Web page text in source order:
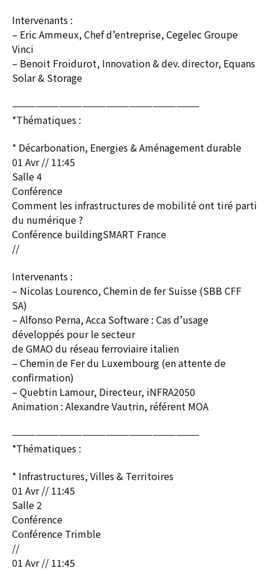
Intervenants :
– Eric Ammeux, Chef d’entreprise, Cegelec Groupe
Vinci
– Benoit Froidurot, Innovation & dev. director, Equans
Solar & Storage
————————————————————————
*Thématiques :
* Décarbonation, Energies & Aménagement durable
01 Avr // 11:45
Salle 4
Conférence
Comment les infrastructures de mobilité ont tiré parti
du numérique ?
Conférence buildingSMART France
//
Intervenants :
– Nicolas Lourenco, Chemin de fer Suisse (SBB CFF
SA)
– Alfonso Perna, Acca Software : Cas d’usage
développés pour le secteur
de GMAO du réseau ferroviaire italien
– Chemin de Fer du Luxembourg (en attente de
confirmation)
– Quebtin Lamour, Directeur, iNFRA2050
Animation : Alexandre Vautrin, référent MOA
————————————————————————
*Thématiques :
* Infrastructures, Villes & Territoires
01 Avr // 11:45
Salle 2
Conférence
Conférence Trimble
//
01 Avr // 11:45